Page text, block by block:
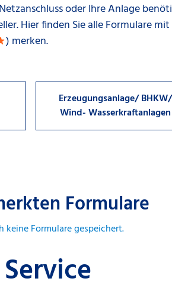
oder Ihre Anlage
Hier finden Sie alle Formulare
) merken.
Erzeugungsanlage/ BHKW/
Wind- Wasserkraftanlagen
Formulare
keine Formulare gespeichert.
Service